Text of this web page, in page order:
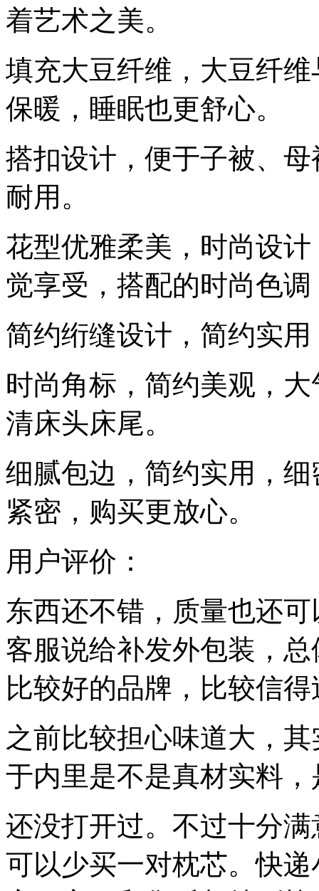
着艺术之美。
填充大豆纤维，大豆纤
保暖，睡眠也更舒心。
搭扣设计，便于子被、
耐用。
花型优雅柔美，时尚设
觉享受，搭配的时尚色
简约绗缝设计，简约实
时尚角标，简约美观，
清床头床尾。
细腻包边，简约实用，
紧密，购买更放心。
用户评价：
东西还不错，质量也还
客服说给补发外包装，
比较好的品牌，比较信
之前比较担心味道大，
于内里是不是真材实料
还没打开过。不过十分
可以少买一对枕芯。快